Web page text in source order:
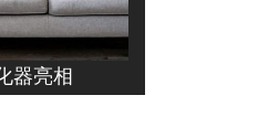
器亮相